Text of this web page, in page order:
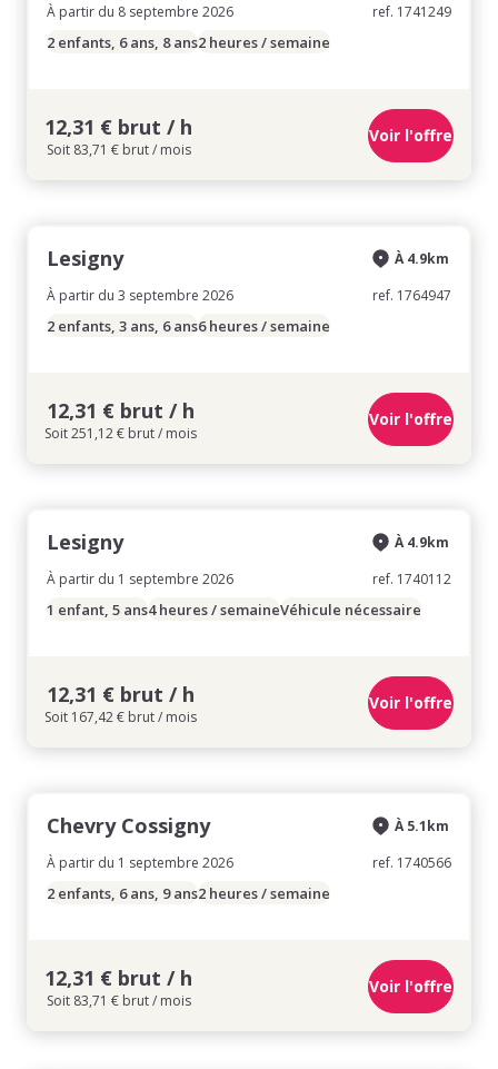
À partir du 8 septembre 2026
ref. 1741249
2 enfants, 6 ans, 8 ans2 heures / semaine
12,31 € brut / h
Soit 83,71 € brut / mois
Voir l'offre
Lesigny
À partir du 3 septembre 2026
À 4.9km
ref. 1764947
2 enfants, 3 ans, 6 ans6 heures / semaine
12,31 € brut / h
Soit 251,12 € brut / mois
Voir l'offre
Lesigny
À partir du 1 septembre 2026
À 4.9km
ref. 1740112
1 enfant, 5 ans4 heures / semaineVéhicule nécessaire
12,31 € brut / h
Soit 167,42 € brut / mois
Voir l'offre
Chevry Cossigny
À partir du 1 septembre 2026
À 5.1km
ref. 1740566
2 enfants, 6 ans, 9 ans2 heures / semaine
12,31 € brut / h
Soit 83,71 € brut / mois
Voir l'offre